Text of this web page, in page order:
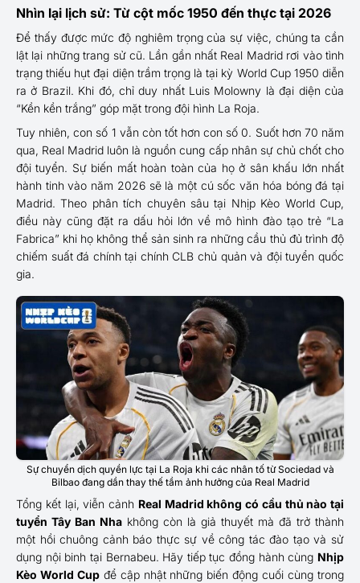
Nhìn lại lịch sử: Từ cột mốc 1950 đến thực tại 2026
Để thấy được mức độ nghiêm trọng của sự việc, chúng ta cần
lật lại những trang sử cũ. Lần gần nhất Real Madrid rơi vào tình
trạng thiếu hụt đại diện trầm trọng là tại kỳ World Cup 1950 diễn
ra ở Brazil. Khi đó, chỉ duy nhất Luis Molowny là đại diện của
“Kền kền trắng” góp mặt trong đội hình La Roja.
Tuy nhiên, con số 1 vẫn còn tốt hơn con số 0. Suốt hơn 70 năm
qua, Real Madrid luôn là nguồn cung cấp nhân sự chủ chốt cho
đội tuyển. Sự biến mất hoàn toàn của họ ở sân khấu lớn nhất
hành tinh vào năm 2026 sẽ là một cú sốc văn hóa bóng đá tại
Madrid. Theo phân tích chuyên sâu tại Nhịp Kèo World Cup,
điều này cũng đặt ra dấu hỏi lớn về mô hình đào tạo trẻ “La
Fabrica” khi họ không thể sản sinh ra những cầu thủ đủ trình độ
chiếm suất đá chính tại chính CLB chủ quản và đội tuyển quốc
gia.
Sự chuyển dịch quyền lực tại La Roja khi các nhân tố từ Sociedad và
Bilbao đang dần thay thế tầm ảnh hưởng của Real Madrid
Tổng kết lại, viễn cảnh Real Madrid không có cầu thủ nào tại
tuyển Tây Ban Nha không còn là giả thuyết mà đã trở thành
một hồi chuông cảnh báo thực sự về công tác đào tạo và sử
dụng nội binh tại Bernabeu. Hãy tiếp tục đồng hành cùng Nhịp
Kèo World Cupđể cập nhật những biến động cuối cùng trong